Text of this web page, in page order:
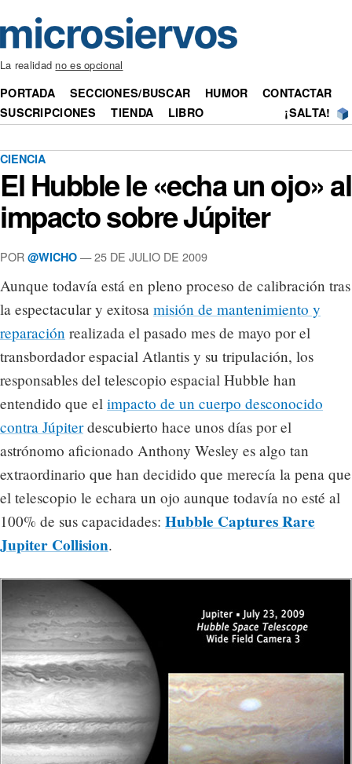
La realidad no es opcional
PORTADA SECCIONES/BUSCAR HUMOR
CONTACTAR
SUSCRIPCIONES
TIENDA LIBRO ¡SALTA!
CIENCIA
El Hubble le «echa un ojo» al
impacto sobre Júpiter
POR @WICHO — 25 DE JULIO DE 2009
Aunque todavía está en pleno proceso de calibración tras
la espectacular y exitosa misión de mantenimiento y
reparación realizada el pasado mes de mayo por el
transbordador espacial Atlantis y su tripulación, los
responsables del telescopio espacial Hubble han
entendido que el impacto de un cuerpo desconocido
contra Júpiterdescubierto hace unos días por el
astrónomo aficionado Anthony Wesley es algo tan
extraordinario que han decidido que merecía la pena que
el telescopio le echara un ojo aunque todavía no esté al
100% de sus capacidades: Hubble Captures Rare
Jupiter Collision.